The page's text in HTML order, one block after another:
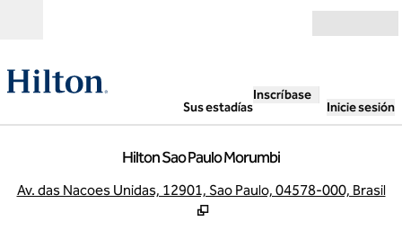
Sus estadías
Inscríbase
Inicie sesión
Hilton Sao Paulo Morumbi
Av. das Nacoes Unidas, 12901, Sao Paulo, 04578-000, Brasil